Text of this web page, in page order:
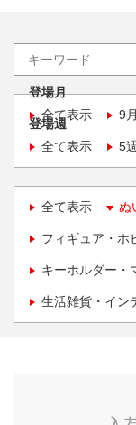
登場月
全て表示
9月
登場週
全て表示
5週
全て表示 ぬ
フィギュア・ホ
キーホルダー・
生活雑貨・イン